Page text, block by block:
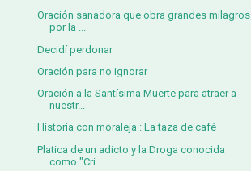
Oración sanadora que obra grandes milagros
por la ...
Decidí perdonar
Oración para no ignorar
Oración a la Santísima Muerte para atraer a
nuestr...
Historia con moraleja : La taza de café
Platica de un adicto y la Droga conocida
como "Cri...